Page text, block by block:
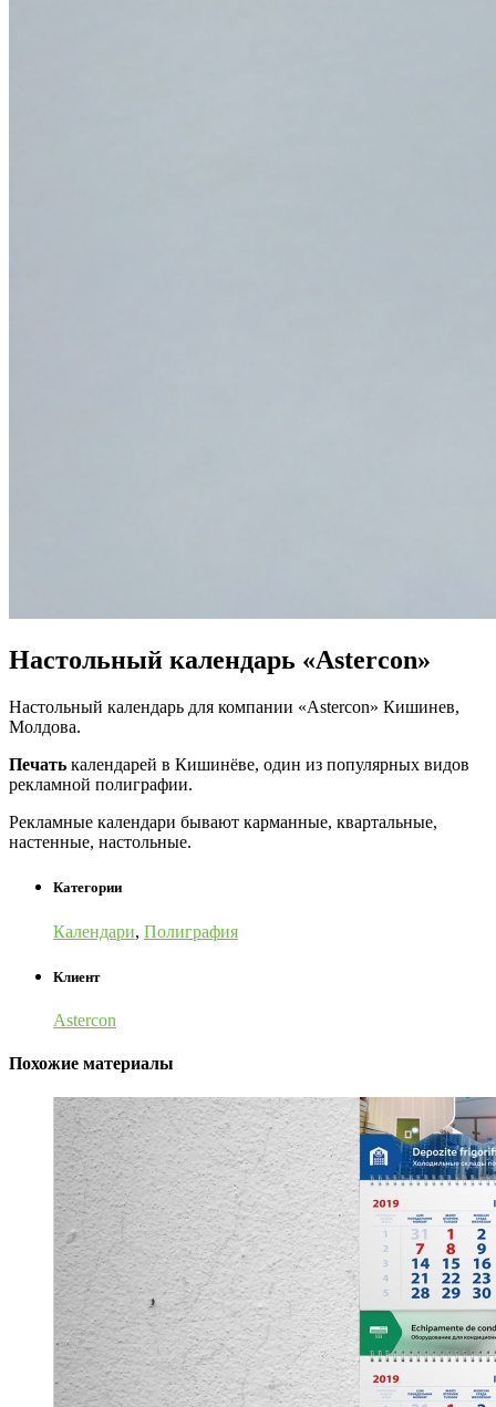
Настольный календарь «Astercon»
Настольный календарь для компании «Astercon» Кишинев,
Молдова.
Печать календарей в Кишинёве, один из популярных видов
рекламной полиграфии.
Рекламные календари бывают карманные, квартальные,
настенные, настольные.
Категории
Календари, Полиграфия
Клиент
Astercon
Похожие материалы